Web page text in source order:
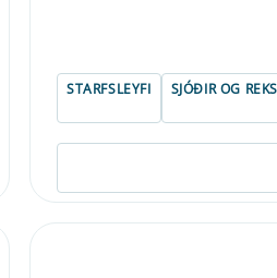
STARFSLEYFI SJÓÐIR OG